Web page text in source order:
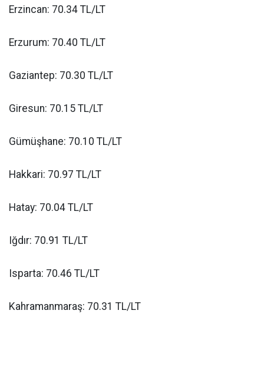
Erzincan: 70.34 TL/LT
Erzurum: 70.40 TL/LT
Gaziantep: 70.30 TL/LT
Giresun: 70.15 TL/LT
Gümüşhane: 70.10 TL/LT
Hakkari: 70.97 TL/LT
Hatay: 70.04 TL/LT
Iğdır: 70.91 TL/LT
Isparta: 70.46 TL/LT
Kahramanmaraş: 70.31 TL/LT